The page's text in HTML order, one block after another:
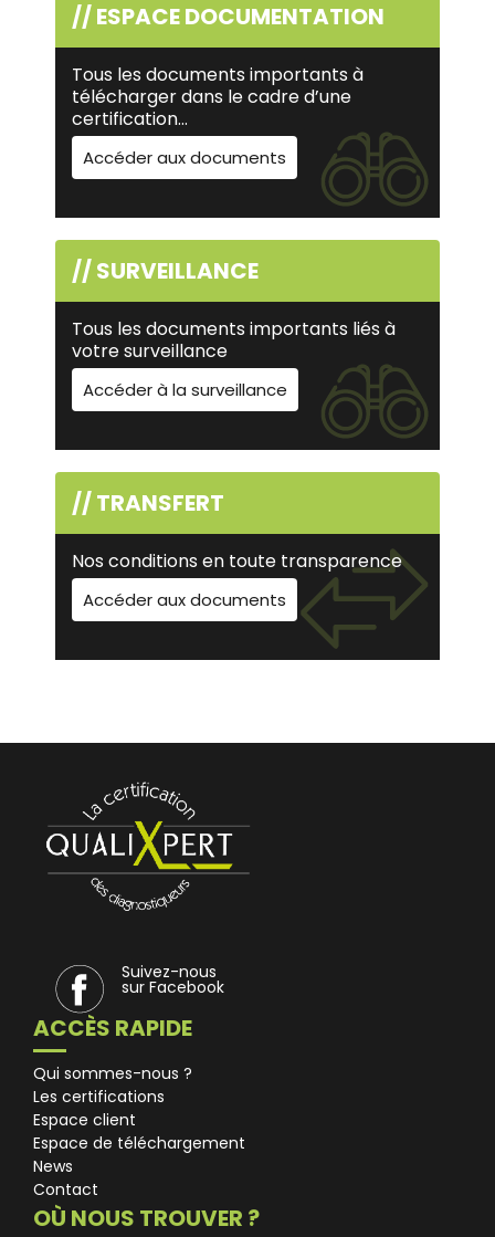
// ESPACE DOCUMENTATION
Tous les documents importants à
télécharger dans le cadre d’une
certification…
Accéder aux documents
// SURVEILLANCE
Tous les documents importants liés à
votre surveillance
Accéder à la surveillance
// TRANSFERT
Nos conditions en toute transparence
Accéder aux documents
Suivez-nous
sur Facebook
ACCÈS RAPIDE
Qui sommes-nous ?
Les certifications
Espace client
Espace de téléchargement
News
Contact
OÙ NOUS TROUVER ?